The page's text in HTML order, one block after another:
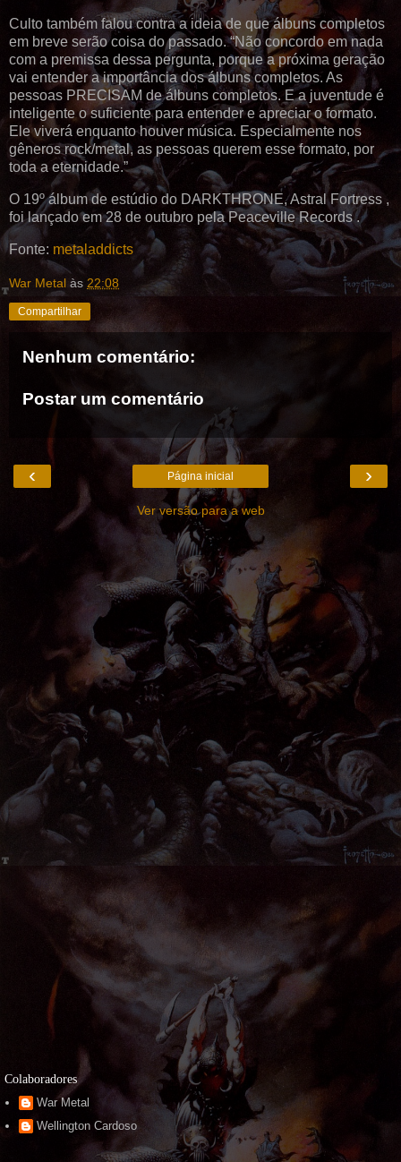
Culto também falou contra a ideia de que álbuns completos
em breve serão coisa do passado. “Não concordo em nada
com a premissa dessa pergunta, porque a próxima geração
vai entender a importância dos álbuns completos. As
pessoas PRECISAM de álbuns completos. E a juventude é
inteligente o suficiente para entender e apreciar o formato.
Ele viverá enquanto houver música. Especialmente nos
gêneros rock/metal, as pessoas querem esse formato, por
toda a eternidade.”
O 19º álbum de estúdio do DARKTHRONE, Astral Fortress ,
foi lançado em 28 de outubro pela Peaceville Records .
Fonte: metaladdicts
War Metal às 22:08
Compartilhar
Nenhum comentário:
Postar um comentário
‹ ›
Página inicial
Ver versão para a web
Colaboradores
War Metal
Wellington Cardoso